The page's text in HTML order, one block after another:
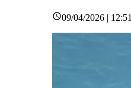
09/04/2026 | 12:51